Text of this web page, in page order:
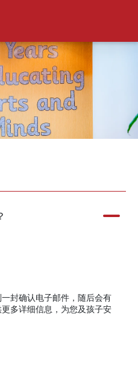
封确认电子邮件，随后会有
多详细信息，为您及孩子安